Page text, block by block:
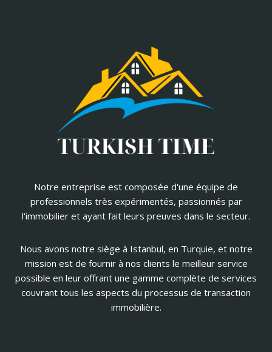
Notre entreprise est composée d'une équipe de
professionnels très expérimentés, passionnés par
l'immobilier et ayant fait leurs preuves dans le secteur.
Nous avons notre siège à Istanbul, en Turquie, et notre
mission est de fournir à nos clients le meilleur service
possible en leur offrant une gamme complète de services
couvrant tous les aspects du processus de transaction
immobilière.